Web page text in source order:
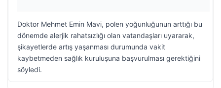
Doktor Mehmet Emin Mavi, polen yoğunluğunun arttığı bu
dönemde alerjik rahatsızlığı olan vatandaşları uyararak,
şikayetlerde artış yaşanması durumunda vakit
kaybetmeden sağlık kuruluşuna başvurulması gerektiğini
söyledi.